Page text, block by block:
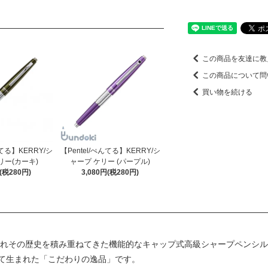
る】KERRY/シ
ー(カーキ)
税280円)
【Pentel/ぺんてる】KERRY/シ
ャープ ケリー (パープル)
3,080円(税280円)
この商品を友達に
この商品について
買い物を続ける
その歴史を積み重ねてきた機能的なキャップ式高級シャープペンシ
まれた「こだわりの逸品」です。